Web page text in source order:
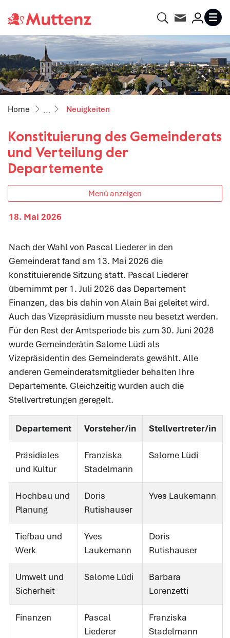
zur Startseite
Direkt zur Hauptnavigation
Direkt zum Inhalt
Direkt zur Suche
Direkt zum Stichwortverzeichnis
Gemeinde Muttenz
Neuigkeiten
Konstituierung des Gemeinderats
und Verteilung der
Departemente
Menü anzeigen
18. Mai 2026
Nach der Wahl von Pascal Liederer in den
Gemeinderat fand am 13. Mai 2026 die
konstituierende Sitzung statt. Pascal Liederer
übernimmt per 1. Juli 2026 das Departement
Finanzen, das bis dahin von Alain Bai geleitet wird.
Auch das Vizepräsidium musste neu besetzt werden.
Für den Rest der Amtsperiode bis zum 30. Juni 2028
wurde Gemeinderätin Salome Lüdi als
Vizepräsidentin des Gemeinderats gewählt. Alle
anderen Gemeinderatsmitglieder behalten Ihre
Departemente. Gleichzeitig wurden auch die
Stellvertretungen geregelt.
Departement Vorsteher/in Stellvertreter/in
Präsidiales
und Kultur
Franziska
Stadelmann
Salome Lüdi
Hochbau und
Planung
Doris
Rutishauser
Yves Laukemann
Tiefbau und
Werk
Yves
Laukemann
Doris
Rutishauser
Umwelt und
Sicherheit
Salome Lüdi
Barbara
Lorenzetti
Finanzen
Pascal
Liederer
Franziska
Stadelmann